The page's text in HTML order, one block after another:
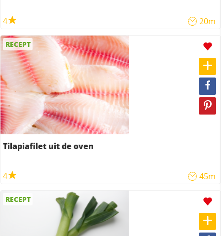
4 20m
RECEPT
Tilapiafilet uit de oven
4 45m
RECEPT